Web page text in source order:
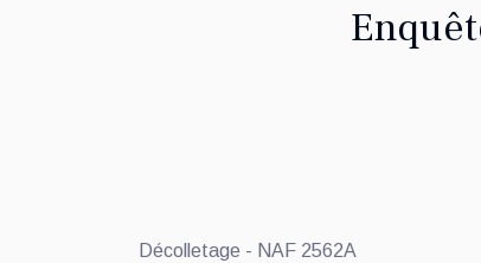
Décolletage - NAF 2562A